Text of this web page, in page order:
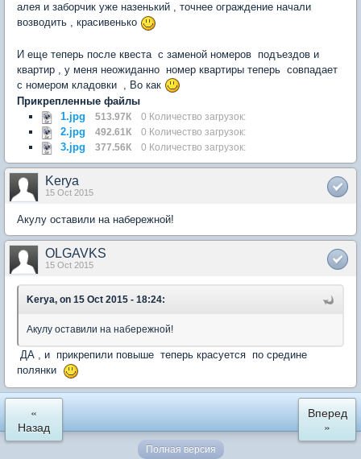
алея и заборчик уже назенький , точнее ограждение начали
возводить , красивенько
И еще теперь после квеста с заменой номеров подъездов и
квартир , у меня неожиданно номер квартиры теперь совпадает
с номером кладовки , Во как
Прикрепленные файлы
1.jpg
513.97К 0 Количество загрузок:
2.jpg 492.61К 0 Количество загрузок:
3.jpg 377.56К 0 Количество загрузок:
Kerya
15 Oct 2015
Акулу оставили на набережной!
OLGAVKS
15 Oct 2015
Kerya, on 15 Oct 2015 - 18:24:
Акулу оставили на набережной!
ДА , и прикрепили повыше теперь красуется по средине
полянки
«
Назад
Вперед
»
Полная версия